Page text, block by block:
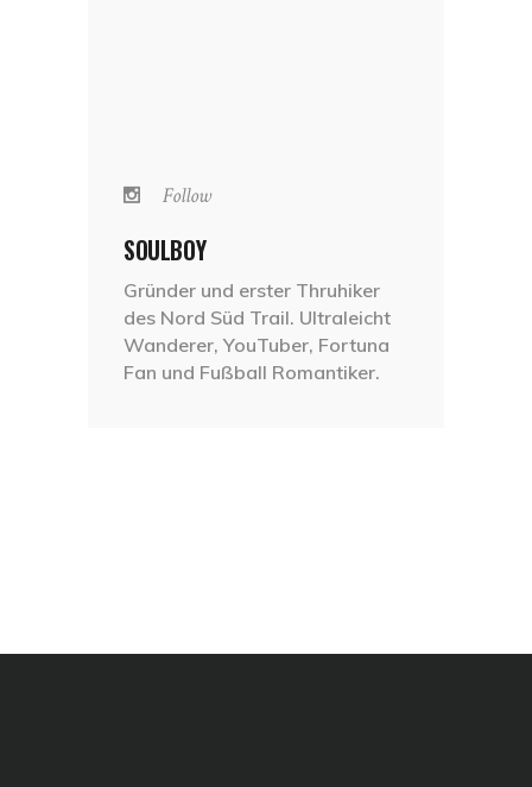
Follow
SOULBOY
Gründer und erster Thruhiker
des Nord Süd Trail. Ultraleicht
Wanderer, YouTuber, Fortuna
Fan und Fußball Romantiker.